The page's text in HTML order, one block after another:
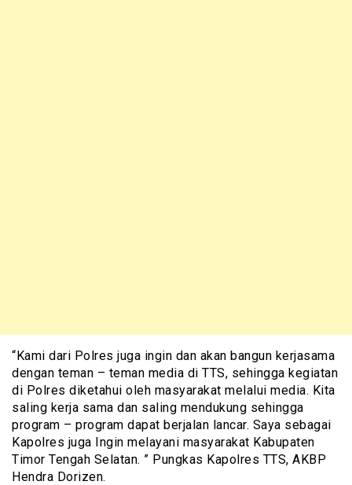
“Kami dari Polres juga ingin dan akan bangun kerjasama
dengan teman – teman media di TTS, sehingga kegiatan
di Polres diketahui oleh masyarakat melalui media. Kita
saling kerja sama dan saling mendukung sehingga
program – program dapat berjalan lancar. Saya sebagai
Kapolres juga Ingin melayani masyarakat Kabupaten
Timor Tengah Selatan. ” Pungkas Kapolres TTS, AKBP
Hendra Dorizen.